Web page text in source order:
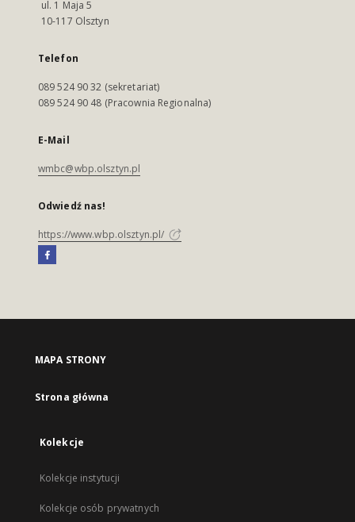
ul. 1 Maja 5
10-117 Olsztyn
Telefon
089 524 90 32 (sekretariat)
089 524 90 48 (Pracownia Regionalna)
E-Mail
wmbc@wbp.olsztyn.pl
Odwiedź nas!
https://www.wbp.olsztyn.pl/
MAPA STRONY
Strona główna
Kolekcje
Kolekcje instytucji
Kolekcje osób prywatnych